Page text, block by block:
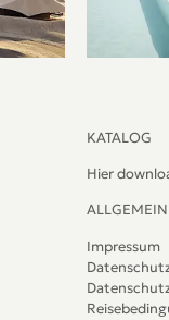
KATALOG
Hier
ALLGEMEIN
Impressum